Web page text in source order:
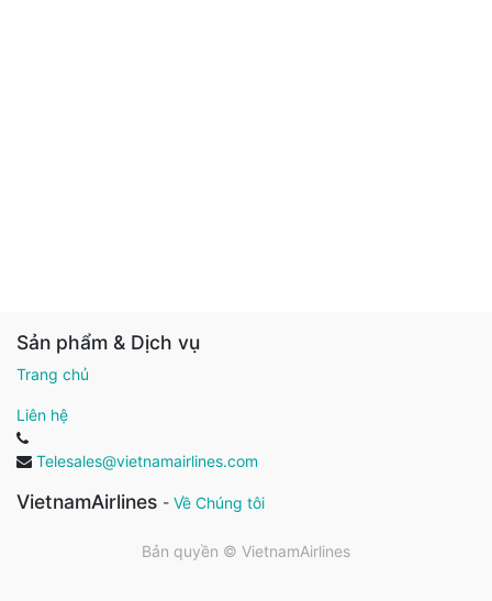
Sản phẩm & Dịch vụ
Trang chủ
Liên hệ
Telesales@vietnamairlines.com
VietnamAirlines - Về Chúng tôi
Bản quyền © VietnamAirlines